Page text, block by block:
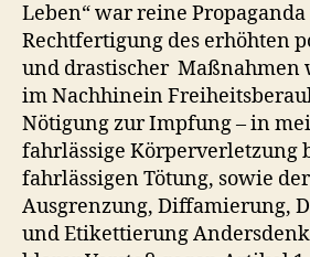
Leben“ war reine
Rechtfertigung des erhöhten
und drastischer Maßnahmen
im Nachhinein
Nötigung zur Impfung – in
fahrlässige Körperverletzung
fahrlässigen Tötung, sowie
Ausgrenzung, Diffamierung,
und Etikettierung